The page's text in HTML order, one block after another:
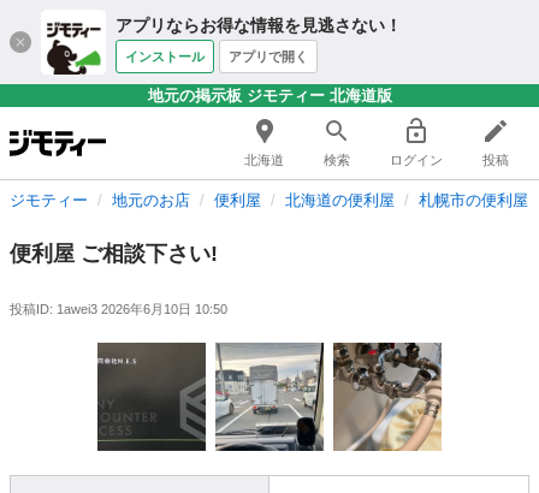
アプリならお得な情報を見逃さない！
インストール アプリで開く
地元の掲示板 ジモティー 北海道版
北海道 検索 ログイン 投稿
ジモティー 地元のお店 便利屋 北海道の便利屋 札幌市の便利屋
便利屋 ご相談下さい!
投稿ID: 1awei3 2026年6月10日 10:50